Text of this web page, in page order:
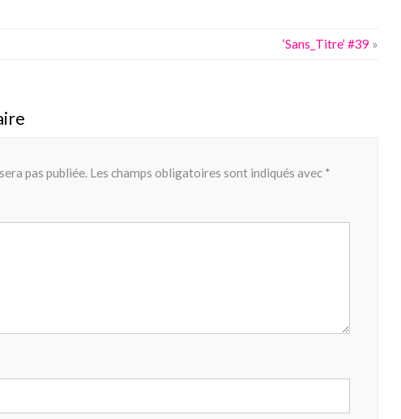
‘Sans_Titre’ #39 »
pas publiée. Les champs obligatoires sont indiqués avec *